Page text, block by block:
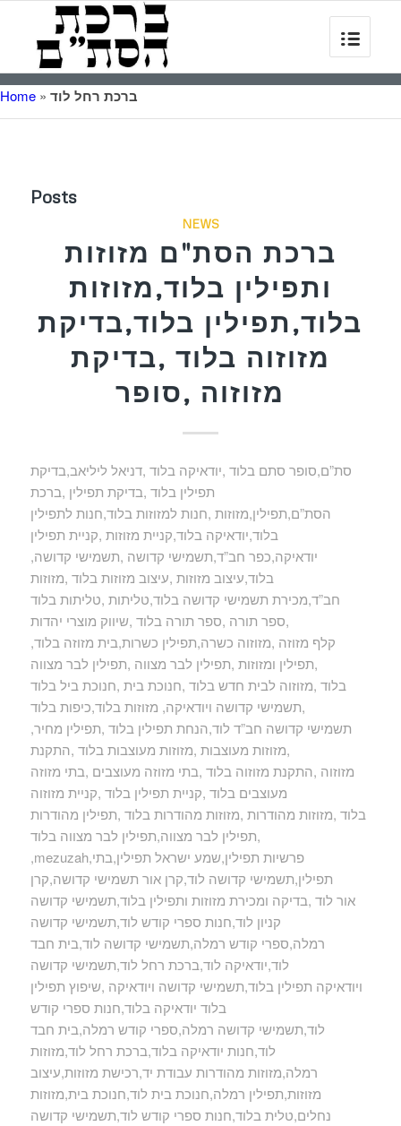
Home » ברכת רחל לוד
Posts
NEWS
ברכת הסת"ם מזוזות
ותפילין בלוד,מזוזות
בלוד,תפילין בלוד,בדיקת
מזוזוה בלוד ,בדיקת
מזוזוה ,סופר
סת”ם,סופר סתם בלוד ,יודאיקה בלוד ,דניאל ליליאב,בדיקת
תפילין בלוד ,בדיקת תפילין ,ברכת
הסת”ם,תפילין,מזוזות ,חנות למזוזות בלוד,חנות לתפילין
בלוד,יודאיקה בלוד,קניית מזוזות ,קניית תפילין
,יודאיקה,כפר חב”ד,תשמישי קדושה ,תשמישי קדושה
בלוד,עיצוב מזוזות ,עיצוב מזוזות בלוד ,מזוזות
חב”ד,מכירת תשמישי קדושה בלוד,טליתות ,טליתות בלוד
,ספר תורה ,ספר תורה בלוד ,שיווק מוצרי יהדות
,קלף מזוזה ,מזוזוה כשרה,תפילין כשרות,בית מזוזה בלוד
,תפילין ומזוזות ,תפילין לבר מצווה ,תפילין לבר מצווה
בלוד ,מזוזוה לבית חדש בלוד ,חנוכת בית ,חנוכת ביל בלוד
,תשמישי קדושה ויודאיקה, מזוזות בלוד,כיפות בלוד
,תשמישי קדושה חב”ד לוד,הנחת תפילין בלוד ,תפילין מחיר
,מזוזות מעוצבות ,מזוזות מעוצבות בלוד ,התקנת
מזוזוה ,התקנת מזוזוה בלוד ,בתי מזוזה מעוצבים ,בתי מזוזה
מעוצבים בלוד ,קניית תפילין בלוד ,קניית מזוזוה
בלוד ,מזוזות מהודרות ,מזוזות מהודרות בלוד ,תפילין מהודרות
,תפילין לבר מצווה,תפילין לבר מצווה בלוד
,mezuzah,פרשיות תפילין,שמע ישראל תפילין,בתי
תפילין,תשמישי קדושה לוד,קרן אור תשמישי קדושה,קרן
אור לוד ,בדיקה ומכירת מזוזות ותפילין בלוד,תשמישי קדושה
קניון לוד,חנות ספרי קודש לוד,תשמישי קדושה
רמלה,ספרי קודש רמלה,תשמישי קדושה לוד,בית חבד
לוד,יודאיקה לוד,ברכת רחל לוד,תשמישי קדושה
ויודאיקה תפילין בלוד,תשמישי קדושה ויודאיקה ,שיפוץ תפילין
בלוד יודאיקה בלוד,חנות ספרי קודש
לוד,תשמישי קדושה רמלה,ספרי קודש רמלה,בית חבד
לוד,חנות יודאיקה בלוד,ברכת רחל לוד,מזוזות
רמלה,מזוזות מהודרות עבודת יד,רכישת מזוזות,עיצוב
מזוזות,תפילין רמלה,חנוכת בית לוד,חנוכת בית,מזוזות
נחלים,טלית בלוד,חנות ספרי קודש לוד,תשמישי קדושה